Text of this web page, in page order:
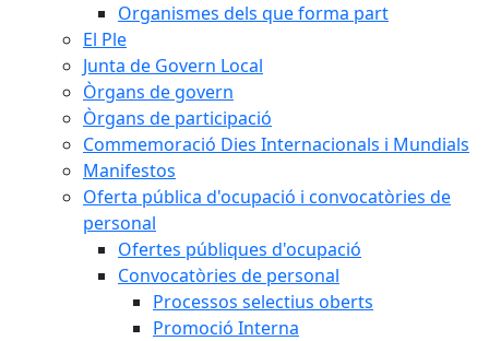
Organismes dels que forma part
El Ple
Junta de Govern Local
Òrgans de govern
Òrgans de participació
Commemoració Dies Internacionals i Mundials
Manifestos
Oferta pública d'ocupació i convocatòries de
personal
Ofertes públiques d'ocupació
Convocatòries de personal
Processos selectius oberts
Promoció Interna